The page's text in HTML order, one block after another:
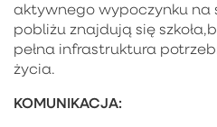
aktywnego wypoczynku na
pobliżu znajdują się
pełna infrastruktura
życia.
KOMUNIKACJA: